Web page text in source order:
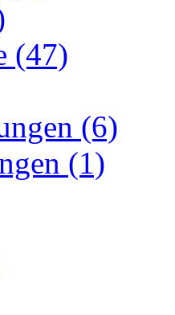
(47)
(6)
(1)